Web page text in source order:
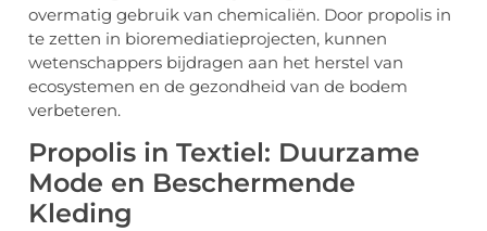
overmatig gebruik van chemicaliën. Door propolis in
te zetten in bioremediatieprojecten, kunnen
wetenschappers bijdragen aan het herstel van
ecosystemen en de gezondheid van de bodem
verbeteren.
Propolis in Textiel: Duurzame
Mode en Beschermende
Kleding